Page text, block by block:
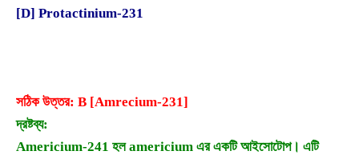
[D] Protactinium-231
সঠিক উত্তর: B [Amrecium-231]
দ্রষ্টব্য:
Americium-241 হল americium এর একটি আইসোটোপ। এটি